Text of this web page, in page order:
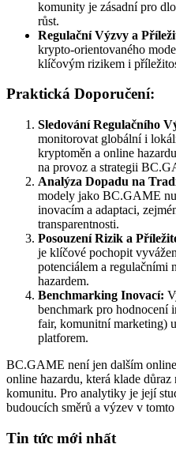
komunity je zásadní pro
růst.
Regulační Výzvy a
krypto-orientovaného
klíčovým rizikem i
Praktická Doporučení:
Sledování Regulačního
monitorovat globální i
kryptoměn a online
na provoz a strategii
Analýza Dopadu na
modely jako BC.GAME
inovacím a adaptaci,
transparentnosti.
Posouzení Rizik a
je klíčové pochopit
potenciálem a regulačními
hazardem.
Benchmarking Inovací:
benchmark pro hodnocení
fair, komunitní marketing)
platforem.
BC.GAME není jen dalším
online hazardu, která klade
komunitu. Pro analytiky je její
budoucích směrů a výzev v
Tin tức mới nhất